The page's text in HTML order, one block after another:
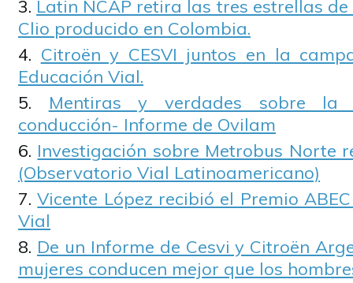
Latin NCAP retira las tres estrellas
Clio producido en Colombia.
Citroën y CESVI juntos en la
Educación Vial.
Mentiras y verdades sobre la
conducción- Informe de Ovilam
Investigación sobre Metrobus Norte
(Observatorio Vial Latinoamericano)
Vicente López recibió el Premio
Vial
De un Informe de Cesvi y Citroën
mujeres conducen mejor que los